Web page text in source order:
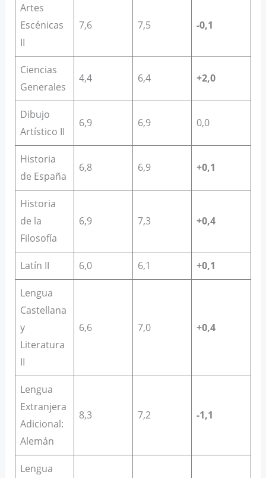
Artes
Escénicas
II
7,6 7,5 -0,1
Ciencias
Generales
4,4 6,4 +2,0
Dibujo
Artístico II
6,9 6,9 0,0
Historia
de España
6,8 6,9 +0,1
Historia
de la
Filosofía
6,9 7,3 +0,4
Latín II 6,0 6,1 +0,1
Lengua
Castellana
y
Literatura
II
6,6 7,0 +0,4
Lengua
Extranjera
Adicional:
Alemán
8,3 7,2 -1,1
Lengua